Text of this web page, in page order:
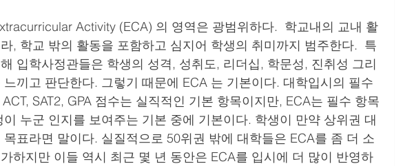
, 학교 밖의 활동을 포함하고 심지어 학생의 취미까지 범주한다.  특
입학사정관들은 학생의 성격, 성취도, 리더십, 학문성, 진취성 그리
느끼고 판단한다. 그렇기 때문에 ECA 는 기본이다. 대학입시의 필수
ACT, SAT2, GPA 점수는 실직적인 기본 항목이지만, ECA는 필수 항목
이 누군 인지를 보여주는 기본 중에 기본이다. 학생이 만약 상위권 대
목표라면 말이다. 실질적으로 50위권 밖에 대학들은 ECA를 좀 더 소
하지만 이들 역시 최근 몇 년 동안은 ECA를 입시에 더 많이 반영하